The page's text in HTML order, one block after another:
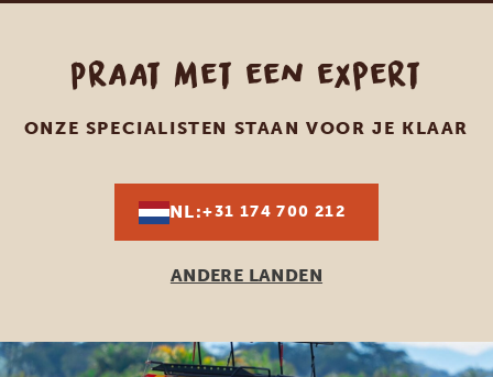
Praat met een expert
ONZE SPECIALISTEN STAAN VOOR JE KLAAR
NL:+31 174 700 212
ANDERE LANDEN